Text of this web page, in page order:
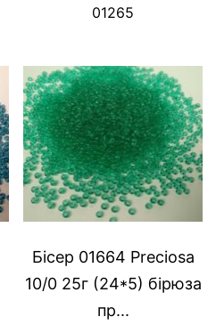
01265
Бісер 01664 Preсiosa
10/0 25г (24*5) бiрюза
пр...